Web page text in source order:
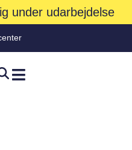
under udarbejdelse